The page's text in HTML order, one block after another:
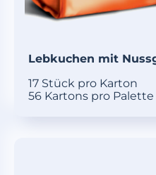
Lebkuchen mit
17 Stück pro Karton
56 Kartons pro Palette